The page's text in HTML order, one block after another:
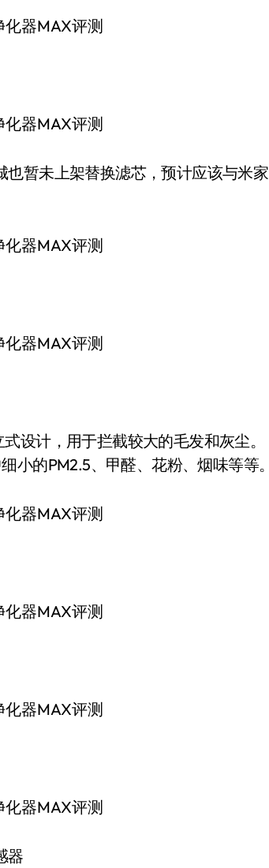
暂未上架替换滤芯，预计应该与米家
设计，用于拦截较大的毛发和灰尘。
小的PM2.5、甲醛、花粉、烟味等等。
器